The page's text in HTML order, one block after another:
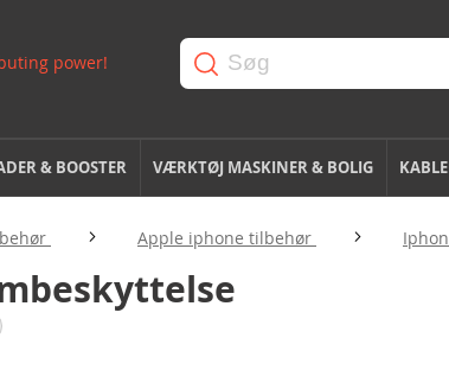
& BOOSTER VÆRKTØJ MASKINER & BOLIG
Apple iphone tilbehør